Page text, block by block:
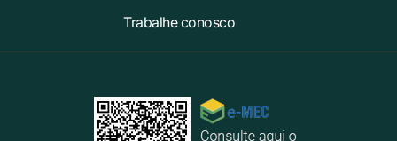
Trabalhe conosco